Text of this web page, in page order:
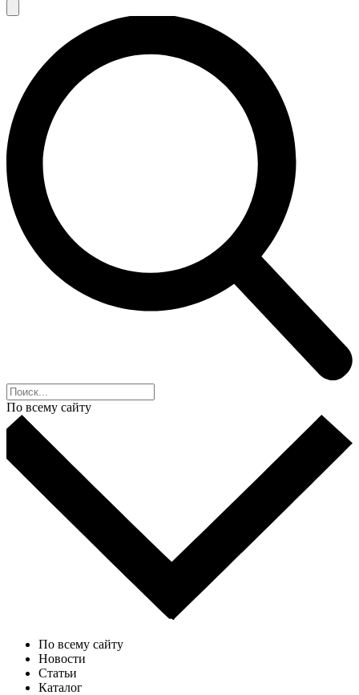
По всему сайту
По всему сайту
Новости
Статьи
Каталог